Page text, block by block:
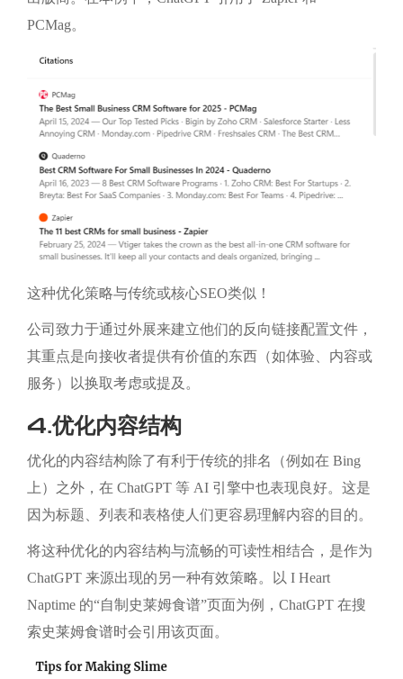
PCMag。
这种优化策略与传统或核心SEO类似！
公司致力于通过外展来建立他们的反向链接配置文件，
其重点是向接收者提供有价值的东西（如体验、内容或
服务）以换取考虑或提及。
4.优化内容结构
优化的内容结构除了有利于传统的排名（例如在 Bing
上）之外，在 ChatGPT 等 AI 引擎中也表现良好。这是
因为标题、列表和表格使人们更容易理解内容的目的。
将这种优化的内容结构与流畅的可读性相结合，是作为
ChatGPT 来源出现的另一种有效策略。以 I Heart
Naptime 的“自制史莱姆食谱”页面为例，ChatGPT 在搜
索史莱姆食谱时会引用该页面。